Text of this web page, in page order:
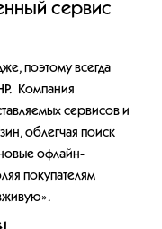
сервис
поэтому всегда
Компания
сервисов и
облегчая поиск
офлайн-
покупателям